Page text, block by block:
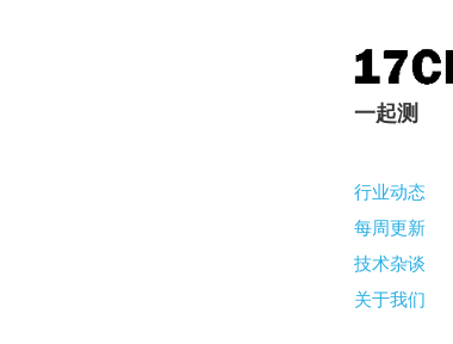
一起测
Menu
行业动态
每周更新
技术杂谈
关于我们